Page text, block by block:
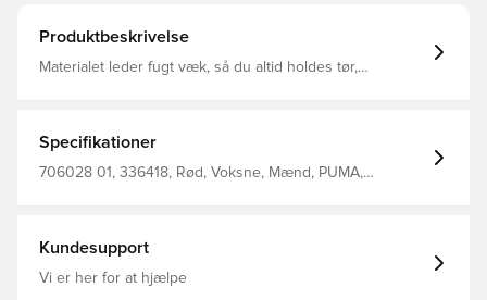
Produktbeskrivelse
Materialet leder fugt væk, så du altid holdes tør,
Specifikationer
706028 01, 336418, Rød, Voksne, Mænd, PUMA,
Kundesupport
Vi er her for at hjælpe